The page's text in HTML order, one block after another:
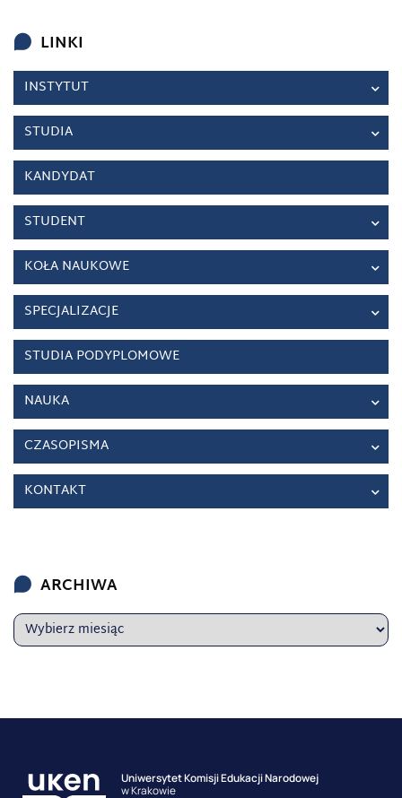
LINKI
INSTYTUT
STUDIA
KANDYDAT
STUDENT
KOŁA NAUKOWE
SPECJALIZACJE
STUDIA PODYPLOMOWE
NAUKA
CZASOPISMA
KONTAKT
ARCHIWA
Uniwersytet Komisji Edukacji Narodowej
w Krakowie